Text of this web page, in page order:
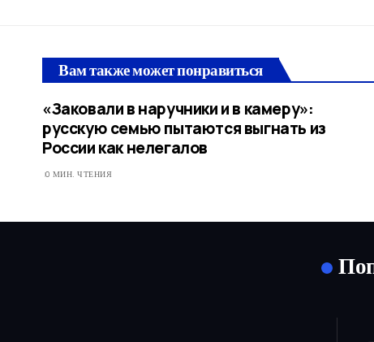
Вам также может понравиться
«Заковали в наручники и в камеру»:
русскую семью пытаются выгнать из
России как нелегалов
0 МИН. ЧТЕНИЯ